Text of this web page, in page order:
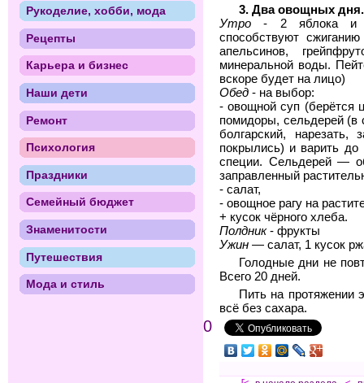
3. Два овощных дня.
Утро- 2 яблока и
способствуют
апельсинов,
минеральной воды.
вскоре будет на лицо)
Обед - на выбор:
- овощной суп (берётся
помидоры, сельдерей (в
болгарский, нарезать,
покрылись) и варить до
специи. Сельдерей —
заправленный
- салат,
- овощное рагу на
+ кусок чёрного хлеба.
Полдник- фрукты
Ужин — салат, 1 кусок
Голодные дни не
Всего 20 дней.
Пить на протяжении
всё без сахара.
0
Рукоделие, хобби, мода
Рецепты
Карьера и бизнес
Наши дети
Ремонт
Психология
Праздники
Семейный бюджет
Знаменитости
Путешествия
Мода и стиль